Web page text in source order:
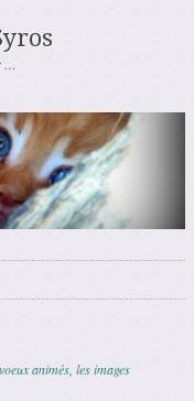
…
animés, les images